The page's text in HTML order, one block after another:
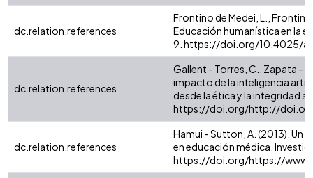
dc.relation.references
Frontino de Medei, L.,
Educación humanística en la
9. https://doi.org/10.4025/
dc.relation.references
Gallent - Torres, C., Zapata -
impacto de la inteligencia
desde la ética y la integridad
https://doi.org/http://
dc.relation.references
Hamui - Sutton, A. (2013).
en educación médica.
https://doi.org/https://